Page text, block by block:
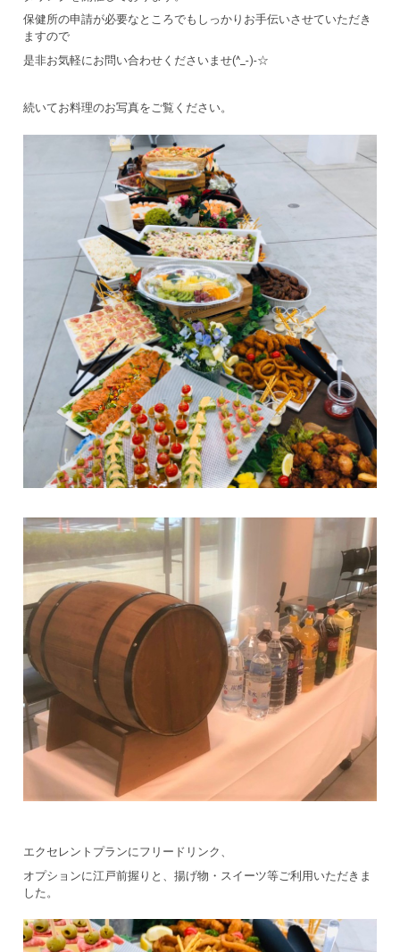
保健所の申請が必要なところでもしっかりお手伝いさせていただき
ますので
是非お気軽にお問い合わせくださいませ(^_-)-☆
続いてお料理のお写真をご覧ください。
エクセレントプランにフリードリンク、
オプションに江戸前握りと、揚げ物・スイーツ等ご利用いただきま
した。